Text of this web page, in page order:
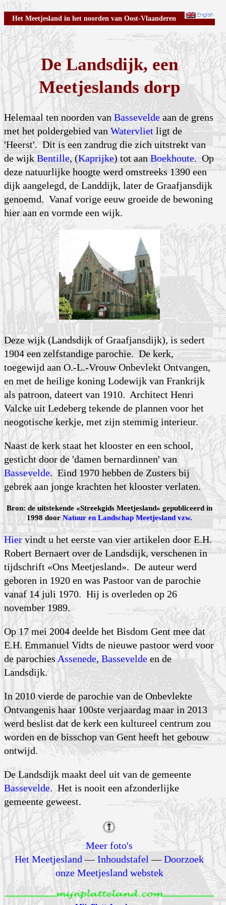
Het Meetjesland in het noorden van Oost-Vlaanderen
De Landsdijk, een
Meetjeslands dorp
Helemaal ten noorden vanBasseveldeaan de grens
met het poldergebied van Watervlietligt de
'Heerst'. Dit is een zandrug die zich uitstrekt van
de wijkBentille, (Kaprijke) tot aan Boekhoute. Op
deze natuurlijke hoogte werd omstreeks 1390 een
dijk aangelegd, de Landdijk, later de Graafjansdijk
genoemd. Vanaf vorige eeuw groeide de bewoning
hier aan en vormde een wijk.
Deze wijk (Landsdijk of Graafjansdijk), is sedert
1904 een zelfstandige parochie. De kerk,
toegewijd aan O.-L.-Vrouw Onbevlekt Ontvangen,
en met de heilige koning Lodewijk van Frankrijk
als patroon, dateert van 1910. Architect Henri
Valcke uit Ledeberg tekende de plannen voor het
neogotische kerkje, met zijn stemmig interieur.
Naast de kerk staat het klooster en een school,
gesticht door de 'damen bernardinnen' van
Bassevelde. Eind 1970 hebben de Zusters bij
gebrek aan jonge krachten het klooster verlaten.
Bron: de uitstekende «Streekgids Meetjesland» gepubliceerd in
1998 door Natuur en Landschap Meetjesland vzw.
Hiervindt u het eerste van vier artikelen door E.H.
Robert Bernaert over de Landsdijk, verschenen in
tijdschrift «Ons Meetjesland». De auteur werd
geboren in 1920 en was Pastoor van de parochie
vanaf 14 juli 1970. Hij is overleden op 26
november 1989.
Op 17 mei 2004 deelde het Bisdom Gent mee dat
E.H. Emmanuel Vidts de nieuwe pastoor werd voor
de parochiesAssenede,Basseveldeen de
Landsdijk.
In 2010 vierde de parochie van de Onbevlekte
Ontvangenis haar 100ste verjaardag maar in 2013
werd beslist dat de kerk een kultureel centrum zou
worden en de bisschop van Gent heeft het gebouw
ontwijd.
De Landsdijk maakt deel uit van de gemeente
Bassevelde. Het is nooit een afzonderlijke
gemeente geweest.
Meer foto's
Het Meetjesland —Inhoudstafel —Doorzoek
onze Meetjesland webstek